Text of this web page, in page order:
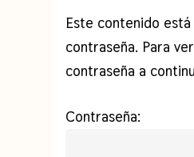
Este contenido
contraseña. Para
contraseña a
Contraseña: